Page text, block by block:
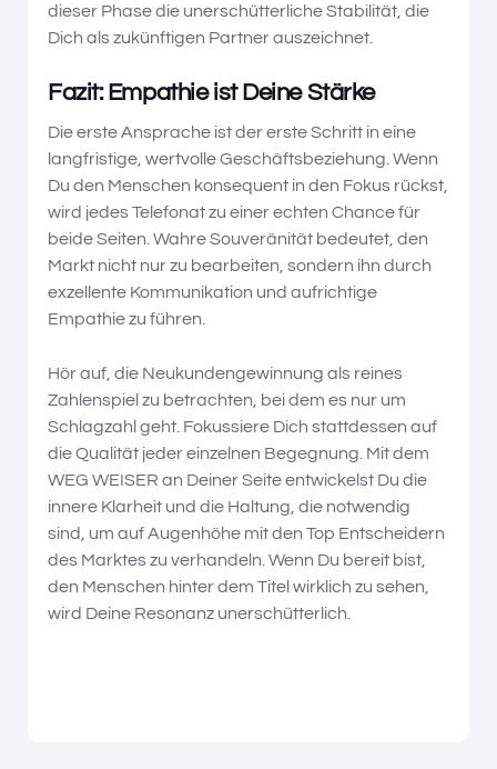
dieser Phase die unerschütterliche Stabilität, die
Dich als zukünftigen Partner auszeichnet.
Fazit: Empathie ist Deine Stärke
Die erste Ansprache ist der erste Schritt in eine
langfristige, wertvolle Geschäftsbeziehung. Wenn
Du den Menschen konsequent in den Fokus rückst,
wird jedes Telefonat zu einer echten Chance für
beide Seiten. Wahre Souveränität bedeutet, den
Markt nicht nur zu bearbeiten, sondern ihn durch
exzellente Kommunikation und aufrichtige
Empathie zu führen.
Hör auf, die Neukundengewinnung als reines
Zahlenspiel zu betrachten, bei dem es nur um
Schlagzahl geht. Fokussiere Dich stattdessen auf
die Qualität jeder einzelnen Begegnung. Mit dem
WEG WEISER an Deiner Seite entwickelst Du die
innere Klarheit und die Haltung, die notwendig
sind, um auf Augenhöhe mit den Top Entscheidern
des Marktes zu verhandeln. Wenn Du bereit bist,
den Menschen hinter dem Titel wirklich zu sehen,
wird Deine Resonanz unerschütterlich.